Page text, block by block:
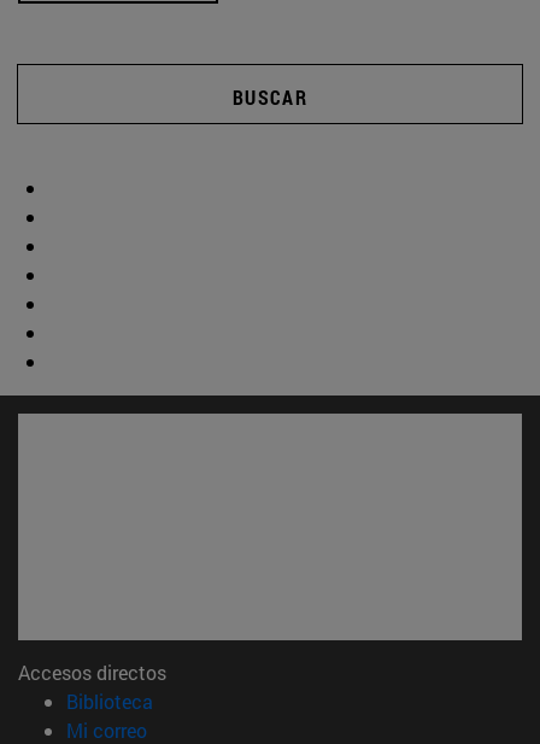
BUSCAR
Accesos directos
Biblioteca
Mi correo(abre en nueva ventana)